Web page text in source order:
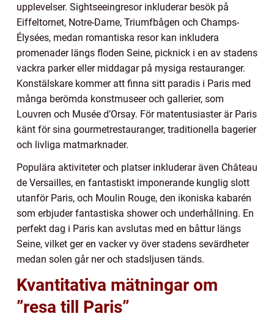
upplevelser. Sightseeingresor inkluderar besök på
Eiffeltornet, Notre-Dame, Triumfbågen och Champs-
Élysées, medan romantiska resor kan inkludera
promenader längs floden Seine, picknick i en av stadens
vackra parker eller middagar på mysiga restauranger.
Konstälskare kommer att finna sitt paradis i Paris med
många berömda konstmuseer och gallerier, som
Louvren och Musée d’Orsay. För matentusiaster är Paris
känt för sina gourmetrestauranger, traditionella bagerier
och livliga matmarknader.
Populära aktiviteter och platser inkluderar även Château
de Versailles, en fantastiskt imponerande kunglig slott
utanför Paris, och Moulin Rouge, den ikoniska kabarén
som erbjuder fantastiska shower och underhållning. En
perfekt dag i Paris kan avslutas med en båttur längs
Seine, vilket ger en vacker vy över stadens sevärdheter
medan solen går ner och stadsljusen tänds.
Kvantitativa mätningar om
”resa till Paris”